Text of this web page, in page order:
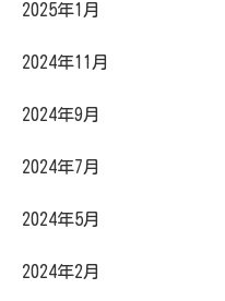
2025年1月
2024年11月
2024年9月
2024年7月
2024年5月
2024年2月